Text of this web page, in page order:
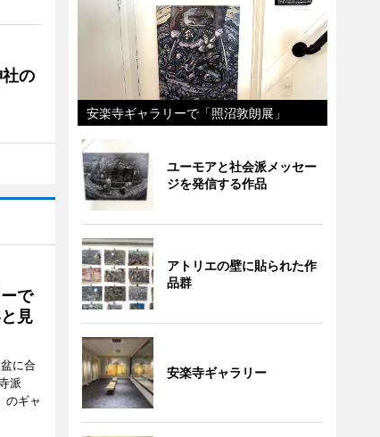
の
で
見
に合
派
のギャ
安楽寺ギャラリーで「照沼敦朗展」
ユーモアと社会派メッセー
ジを発信する作品
アトリエの壁に貼られた作
品群
安楽寺ギャラリー